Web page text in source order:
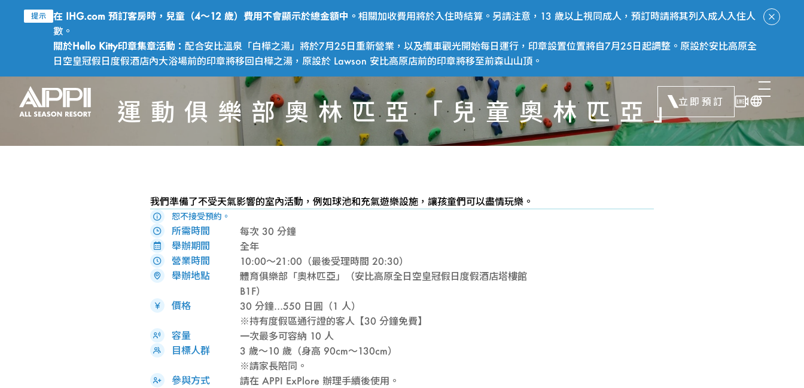
提示 在 IHG.com 預訂客房時，兒童（4～12 歲）費用不會顯示於總金額中。相關加收費用將於入住時結算。另請注意，13 歲以上視同成人，預訂時請將其列入成人入住人
數。
關於Hello Kitty印章集章活動：配合安比溫泉「白樺之湯」將於7月25日重新營業，以及纜車觀光開始每日運行，印章設置位置將自7月25日起調整。原設於安比高原全
日空皇冠假日度假酒店內大浴場前的印章將移回白樺之湯，原設於 Lawson 安比高原店前的印章將移至前森山山頂。
立即預訂
運動俱樂部奧林匹亞「兒童奧林匹亞」
運
俱
樂
我們準備了不受天氣影響的室內活動，例如球池和充氣遊樂設施，讓孩童們可以盡情玩樂。
恕不接受預約。
所需時間
每次 30 分鐘
舉辦期間
全年
營業時間
10:00～21:00（最後受理時間 20:30）
舉辦地點
體育俱樂部「奧林匹亞」（安比高原全日空皇冠假日度假酒店塔樓館
B1F）
價格
30 分鐘…550 日圓（1 人）
※持有度假區通行證的客人【30 分鐘免費】
容量
一次最多可容納 10 人
目標人群
3 歲～10 歲（身高 90cm～130cm）
※請家長陪同。
參與方式
請在 APPI ExPlore 辦理手續後使用。